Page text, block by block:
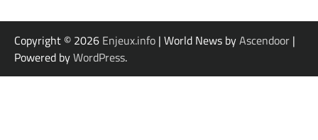
Copyright © 2026 Enjeux.info | World News byAscendoor |
Powered byWordPress.